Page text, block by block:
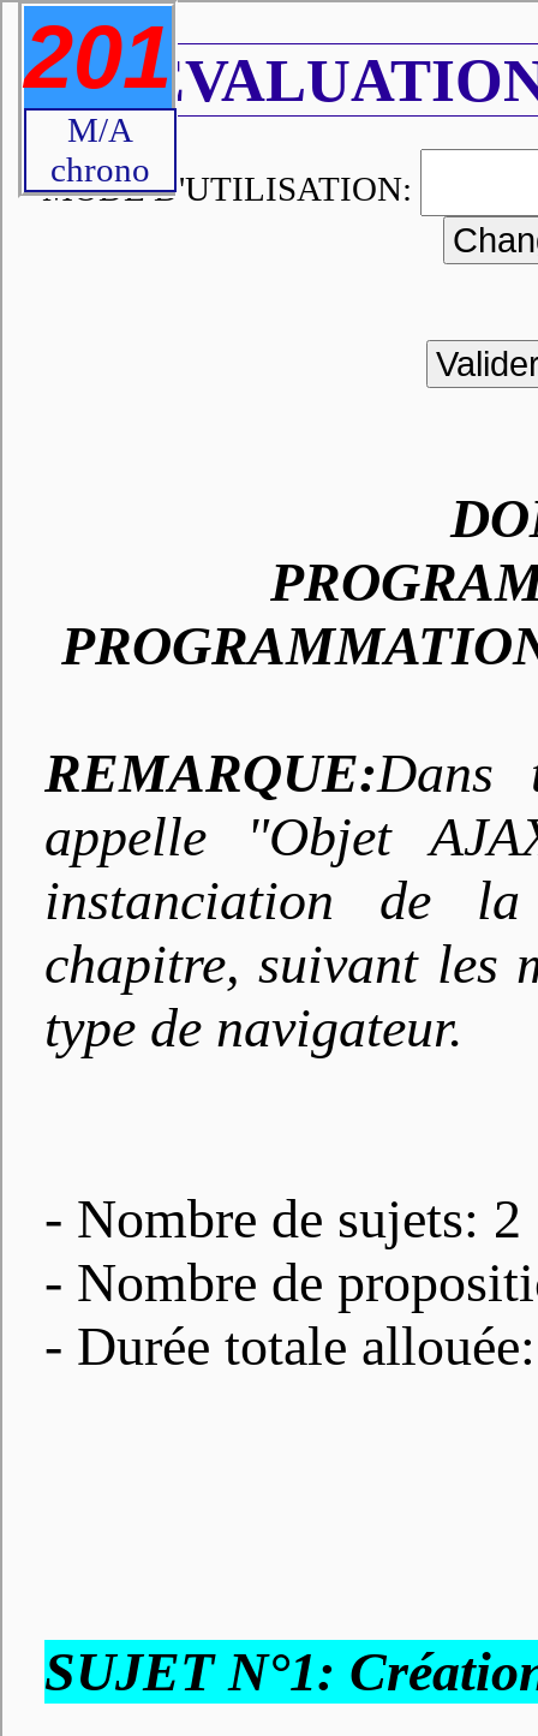
MODE D'UTILISATION:
REMARQUE:Dans
appelle "Objet
instanciation de
chapitre, suivant les
type de navigateur.
- Nombre de sujets: 2
- Nombre de
- Durée totale
SUJET N°1:
201
M/A
chrono